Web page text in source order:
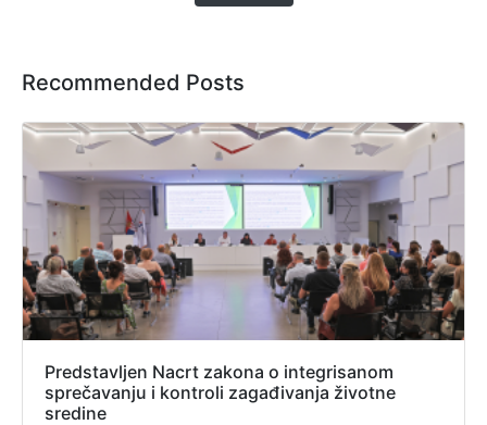
Recommended Posts
Predstavljen Nacrt zakona o integrisanom
sprečavanju i kontroli zagađivanja životne
sredine